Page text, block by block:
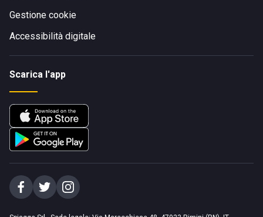
Gestione cookie
Accessibilità digitale
Scarica l'app